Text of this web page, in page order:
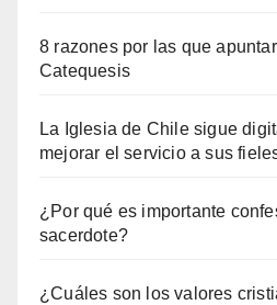
8 razones por las que
Catequesis
La Iglesia de Chile sigue
mejorar el servicio a sus
¿Por qué es importante
sacerdote?
¿Cuáles son los valores